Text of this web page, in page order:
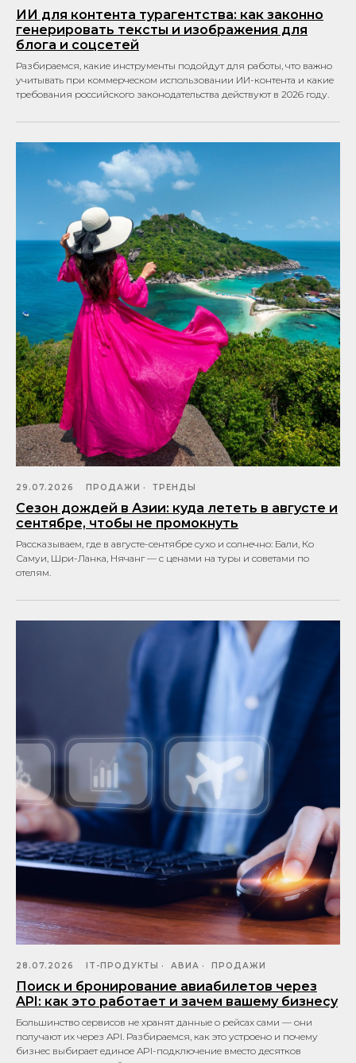
ИИ для контента турагентства: как законно
генерировать тексты и изображения для
блога и соцсетей
Разбираемся, какие инструменты подойдут для работы, что важно
учитывать при коммерческом использовании ИИ-контента и какие
требования российского законодательства действуют в 2026 году.
29.07.2026 ПРОДАЖИ ТРЕНДЫ
Сезон дождей в Азии: куда лететь в августе и
сентябре, чтобы не промокнуть
Рассказываем, где в августе-сентябре сухо и солнечно: Бали, Ко
Самуи, Шри-Ланка, Нячанг — с ценами на туры и советами по
отелям.
28.07.2026 IT-ПРОДУКТЫ АВИА ПРОДАЖИ
Поиск и бронирование авиабилетов через
API: как это работает и зачем вашему бизнесу
Большинство сервисов не хранят данные о рейсах сами — они
получают их через API. Разбираемся, как это устроено и почему
бизнес выбирает единое API-подключение вместо десятков